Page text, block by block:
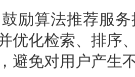
鼓励算法推荐服
优化检索、排序
避免对用户产生